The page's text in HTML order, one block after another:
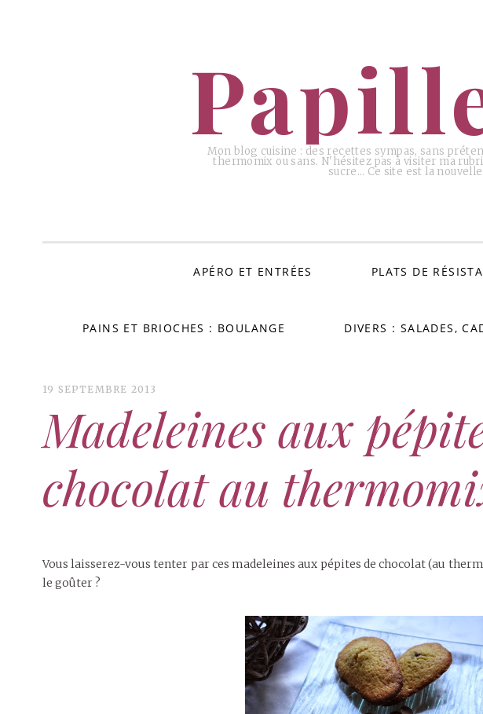
Mon blog cuisine : des recettes sympas, sans
thermomix ou sans. N'hésitez pas à visiter ma
sucre… Ce site est la
APÉRO ET ENTRÉES PLATS DE
PAINS ET BRIOCHES : BOULANGE DIVERS : SALADES,
19 SEPTEMBRE 2013
Madeleines aux
chocolat au
Vous laisserez-vous tenter par ces madeleines aux pépites de chocolat (au
le goûter ?